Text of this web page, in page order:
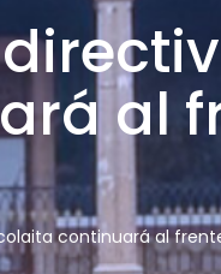
al
continuará al